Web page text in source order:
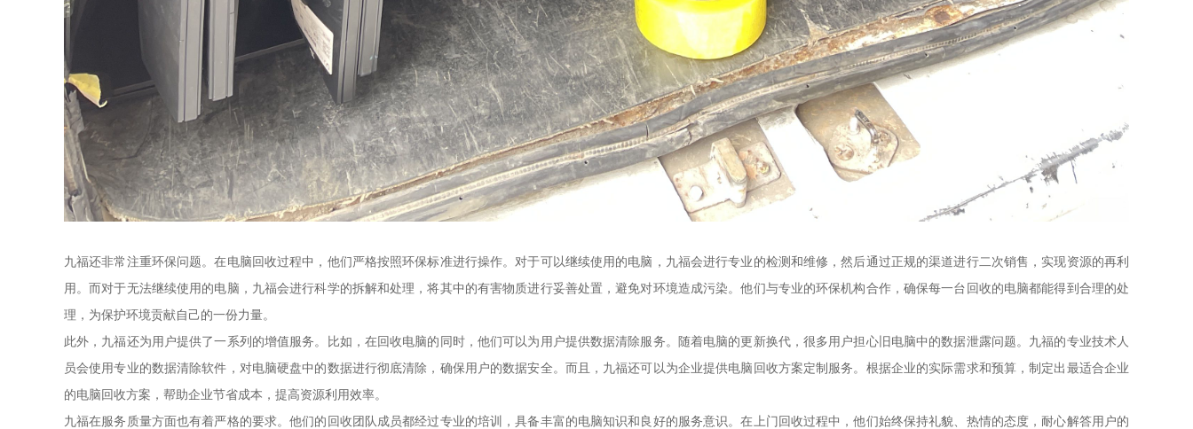
九福还非常注重环保问题。在电脑回收过程中，他们严格按照环保标准进行操作。对于可以继续使用的电脑，九福会进行专业的检测和维修，然后通过正规的渠道进行二次销售，实现资源的再利
用。而对于无法继续使用的电脑，九福会进行科学的拆解和处理，将其中的有害物质进行妥善处置，避免对环境造成污染。他们与专业的环保机构合作，确保每一台回收的电脑都能得到合理的处
理，为保护环境贡献自己的一份力量。
此外，九福还为用户提供了一系列的增值服务。比如，在回收电脑的同时，他们可以为用户提供数据清除服务。随着电脑的更新换代，很多用户担心旧电脑中的数据泄露问题。九福的专业技术人
员会使用专业的数据清除软件，对电脑硬盘中的数据进行彻底清除，确保用户的数据安全。而且，九福还可以为企业提供电脑回收方案定制服务。根据企业的实际需求和预算，制定出最适合企业
的电脑回收方案，帮助企业节省成本，提高资源利用效率。
九福在服务质量方面也有着严格的要求。他们的回收团队成员都经过专业的培训，具备丰富的电脑知识和良好的服务意识。在上门回收过程中，他们始终保持礼貌、热情的态度，耐心解答用户的